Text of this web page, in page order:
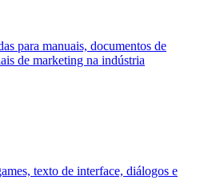
para manuais, documentos de
de marketing na indústria
texto de interface, diálogos e